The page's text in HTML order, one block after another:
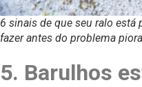
6 sinais de que seu ralo está
fazer antes do problema
5. Barulhos